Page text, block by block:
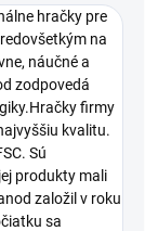
hračky pre
na
náučné a
zodpovedá
firmy
kvalitu.
Sú
produkty mali
založil v roku
sa